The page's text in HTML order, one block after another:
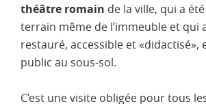
théâtre romain de la ville, qui a
terrain même de l’immeuble et qui
restauré, accessible et «didactisé»,
public au sous-sol.
C’est une visite obligée pour tous